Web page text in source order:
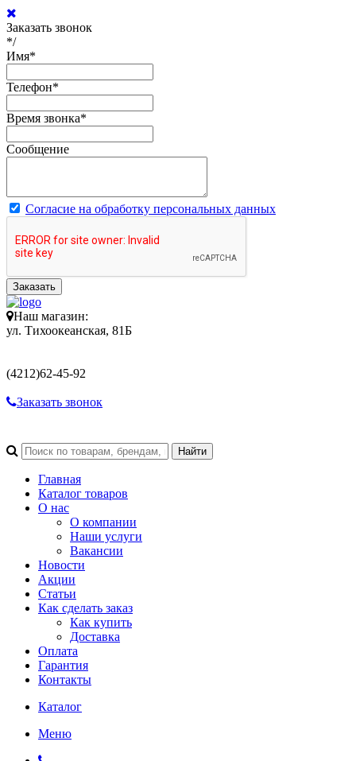
Заказать звонок
*/
Имя*
Телефон*
Время звонка*
Сообщение
Согласие на обработку персональных данных
Заказать
Наш магазин:
ул. Тихоокеанская, 81Б
(4212)62-45-92
Заказать звонок
Главная
Каталог товаров
О нас
О компании
Наши услуги
Вакансии
Новости
Акции
Статьи
Как сделать заказ
Как купить
Доставка
Оплата
Гарантия
Контакты
Каталог
Меню